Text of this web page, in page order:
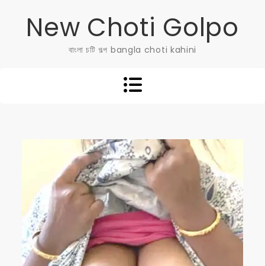
New Choti Golpo
বাংলা চটি গল্প bangla choti kahini